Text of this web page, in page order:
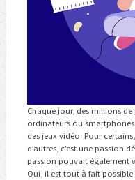
Chaque jour, des millions
ordinateurs ou
des jeux vidéo. Pour
d’autres, c’est une passion
passion pouvait également
Oui, il est tout à fait